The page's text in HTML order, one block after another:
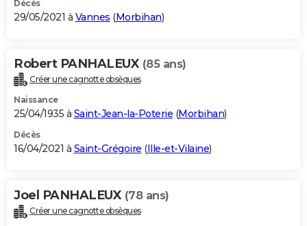
Décès
29/05/2021 à Vannes (Morbihan)
Robert PANHALEUX (85 ans)
Créer une cagnotte obsèques
Naissance
25/04/1935 à Saint-Jean-la-Poterie (Morbihan)
Décès
16/04/2021 à Saint-Grégoire (Ille-et-Vilaine)
Joel PANHALEUX (78 ans)
Créer une cagnotte obsèques